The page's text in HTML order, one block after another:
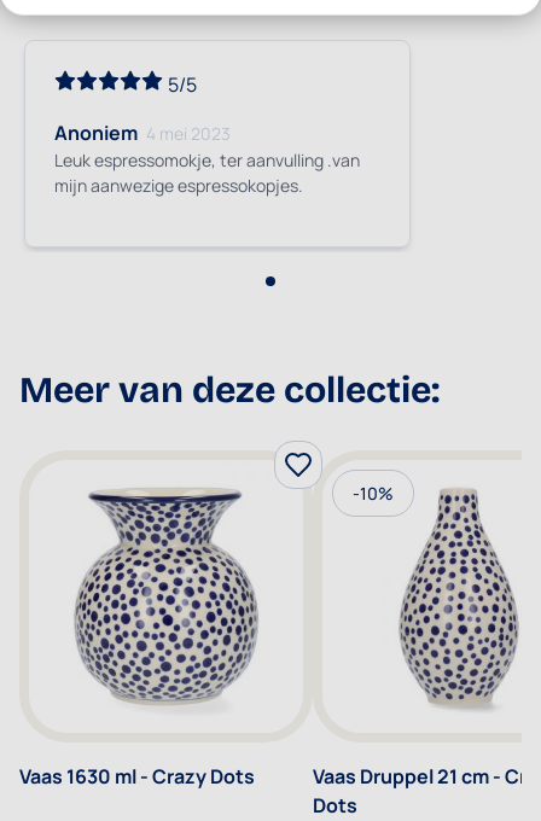
5/5
Anoniem 4 mei 2023
Leuk espressomokje, ter aanvulling .van
mijn aanwezige espressokopjes.
Meer van deze collectie:
Vaas 1630 ml - Crazy Dots
-10%
Vaas Druppel 21 cm -
Dots